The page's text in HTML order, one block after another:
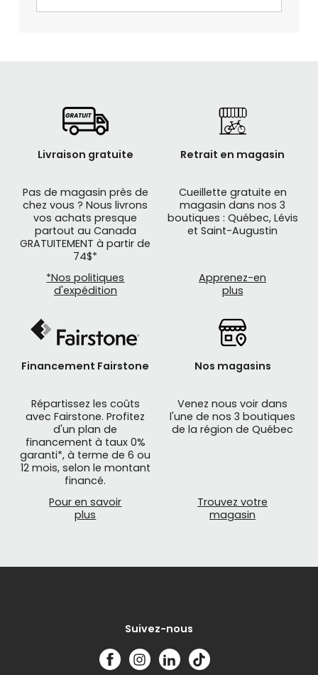
Livraison gratuite
Pas de magasin près de
chez vous ? Nous livrons
vos achats presque
partout au Canada
GRATUITEMENT à partir de
74$*
*Nos politiques
d'expédition
Retrait en magasin
Cueillette gratuite en
magasin dans nos 3
boutiques : Québec, Lévis
et Saint-Augustin
Apprenez-en
plus
Financement Fairstone
Répartissez les coûts
avec Fairstone. Profitez
d'un plan de
financement à taux 0%
garanti*, à terme de 6 ou
12 mois, selon le montant
financé.
Pour en savoir
plus
Nos magasins
Venez nous voir dans
l'une de nos 3 boutiques
de la région de Québec
Trouvez votre
magasin
Suivez-nous